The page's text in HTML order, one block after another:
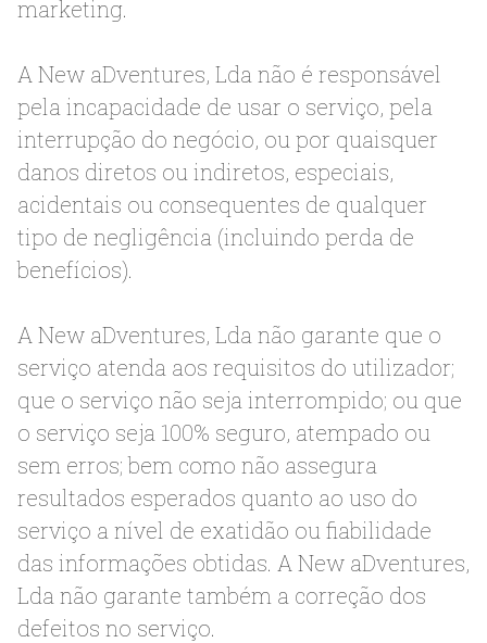
marketing.
A New aDventures, Lda não é responsável
pela incapacidade de usar o serviço, pela
interrupção do negócio, ou por quaisquer
danos diretos ou indiretos, especiais,
acidentais ou consequentes de qualquer
tipo de negligência (incluindo perda de
benefícios).
A New aDventures, Lda não garante que o
serviço atenda aos requisitos do utilizador;
que o serviço não seja interrompido; ou que
o serviço seja 100% seguro, atempado ou
sem erros; bem como não assegura
resultados esperados quanto ao uso do
serviço a nível de exatidão ou fiabilidade
das informações obtidas. A New aDventures,
Lda não garante também a correção dos
defeitos no serviço.